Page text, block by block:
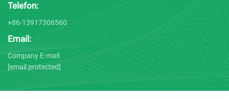
Telefon:
+86-13917306560
Email:
Company E-mail:
[email protected]